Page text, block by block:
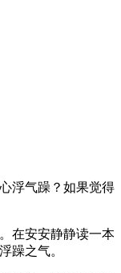
浮气躁？如果觉得
在安安静静读一本
躁之气。